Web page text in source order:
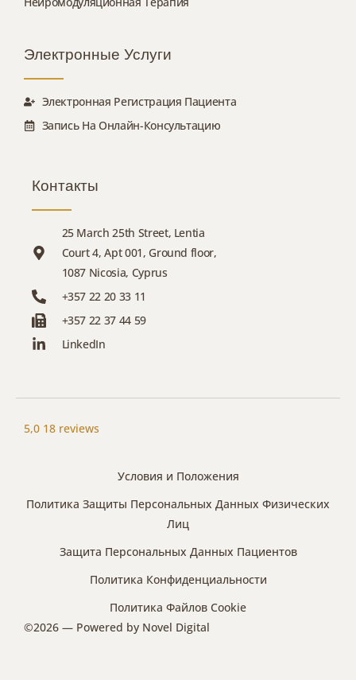
Электронные Услуги
Электронная Регистрация Пациента
Запись На Онлайн-Консультацию
Контакты
25 March 25th Street, Lentia
Court 4, Apt 001, Ground floor,
1087 Nicosia, Cyprus
+357 22 20 33 11
+357 22 37 44 59
LinkedIn
5,0 18 reviews
Условия и Положения
Политика Защиты Персональных Данных Физических
Лиц
Защита Персональных Данных Пациентов
Политика Конфиденциальности
Политика Файлов Cookie
©2026 — Powered by Novel Digital